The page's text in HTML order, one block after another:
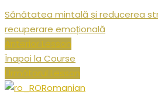
Sănătatea mintală și reducerea
recuperare emoțională
Anterior Lesson
Înapoi la Course
Următorul Lesson
Romanian